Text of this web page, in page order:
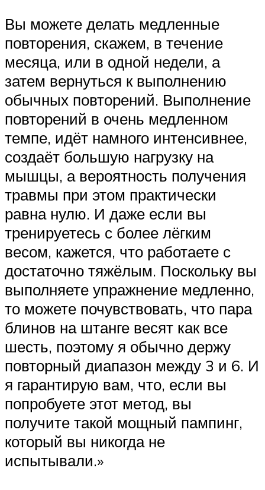
Вы можете делать медленные
повторения, скажем, в течение
месяца, или в одной недели, а
затем вернуться к выполнению
обычных повторений. Выполнение
повторений в очень медленном
темпе, идёт намного интенсивнее,
создаёт большую нагрузку на
мышцы, а вероятность получения
травмы при этом практически
равна нулю. И даже если вы
тренируетесь с более лёгким
весом, кажется, что работаете с
достаточно тяжёлым. Поскольку вы
выполняете упражнение медленно,
то можете почувствовать, что пара
блинов на штанге весят как все
шесть, поэтому я обычно держу
повторный диапазон между 3 и 6. И
я гарантирую вам, что, если вы
попробуете этот метод, вы
получите такой мощный пампинг,
который вы никогда не
испытывали.»